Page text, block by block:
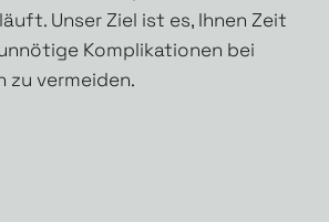
Unser Ziel ist es, Ihnen Zeit
Komplikationen bei
zu vermeiden.